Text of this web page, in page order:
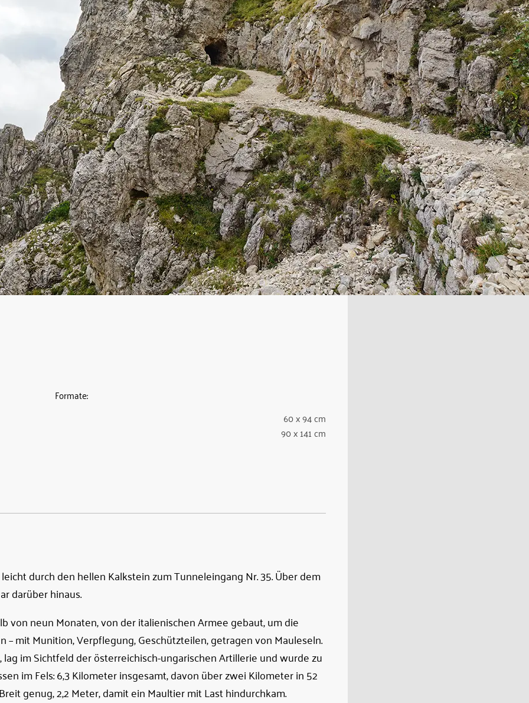
Formate:
60 x 94 cm
90 x 141 cm
durch den hellen Kalkstein zum Tunneleingang Nr. 35. Über dem
darüber hinaus.
von neun Monaten, von der italienischen Armee gebaut, um die
mit Munition, Verpflegung, Geschützteilen, getragen von Mauleseln.
im Sichtfeld der österreichisch-ungarischen Artillerie und wurde zu
im Fels: 6,3 Kilometer insgesamt, davon über zwei Kilometer in 52
genug, 2,2 Meter, damit ein Maultier mit Last hindurchkam.